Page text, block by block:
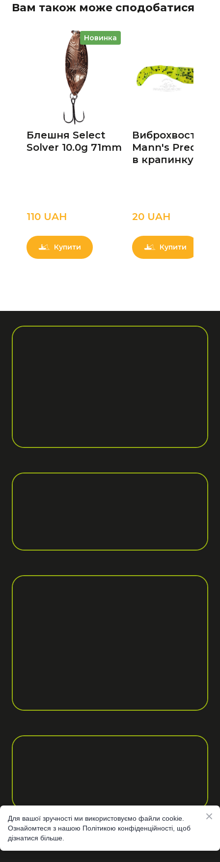
Вам також може сподобатися
Новинка
Блешня Select
Solver 10.0g 71mm
110 UAН
Купити
Виброхвост
Mann's
в крапинку
20 UAН
Купити
Для вашої зручності ми використовуємо файли cookie.
Ознайомтеся з нашою Політикою конфіденційності, щоб
дізнатися більше.